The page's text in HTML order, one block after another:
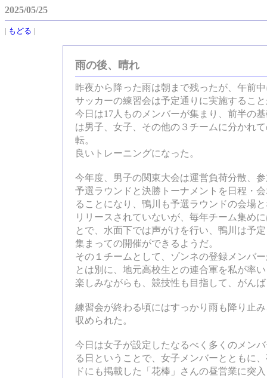
2025/05/25
| もどる |
雨の後、晴れ
昨夜から降った雨は朝まで残ったが、午前
サッカーの練習会は予定通りに実施するこ
今日は17人ものメンバーが集まり、前半の
は男子、女子、その他の３チームに分かれ
転。
良いトレーニングになった。
今年度、男子の関東大会は運営負荷分散、
予選ラウンドと決勝トーナメントを日程・
ることになり、鴨川も予選ラウンドの会場
リリースされていないが、毎年チーム集め
とで、水面下では声がけを行い、鴨川は予
集まっての開催ができるようだ。
その１チームとして、ゾンネの登録メンバ
とは別に、地元高校生との連合軍を私が率
楽しみながらも、競技性も目指して、がん
練習会が終わる頃にはすっかり雨も降り止
収められた。
今日は女子が設定したなるべく多くのメン
る日ということで、女子メンバーとともに
ドにも掲載した「花棒」さんの昼営業に突